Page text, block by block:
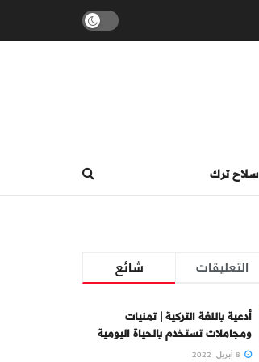
سلاح ترك
شائع التعليقات
أدعية باللغة التركية | تمنيات
ومجاملات تستخدم بالحياة اليومية